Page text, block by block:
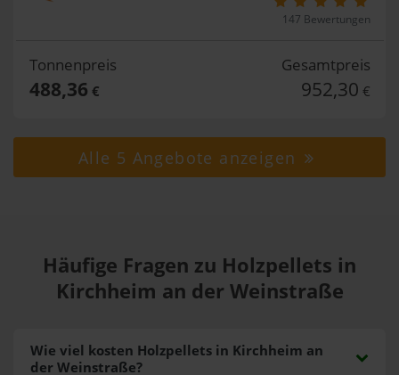
147 Bewertungen
Tonnenpreis
488,36 €
Gesamtpreis
952,30 €
Alle 5 Angebote anzeigen
Häufige Fragen zu Holzpellets in
Kirchheim an der Weinstraße
Wie viel kosten Holzpellets in Kirchheim an
der Weinstraße?